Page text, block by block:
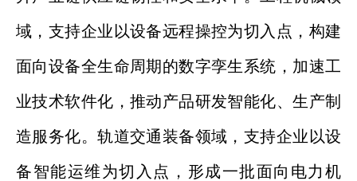
域，支持企业以设备远程操控为切入点，构建
面向设备全生命周期的数字孪生系统，加速工
业技术软件化，推动产品研发智能化、生产制
造服务化。轨道交通装备领域，支持企业以设
备智能运维为切入点，形成一批面向电力机